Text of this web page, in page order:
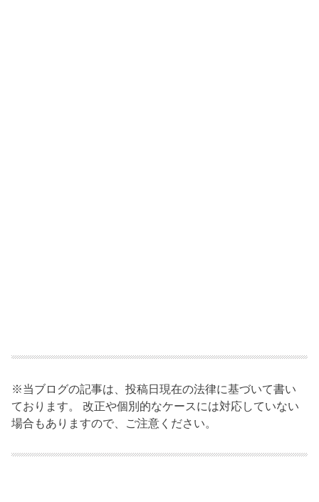
※当ブログの記事は、投稿日現在の法律に基づいて書い
ております。 改正や個別的なケースには対応していない
場合もありますので、ご注意ください。